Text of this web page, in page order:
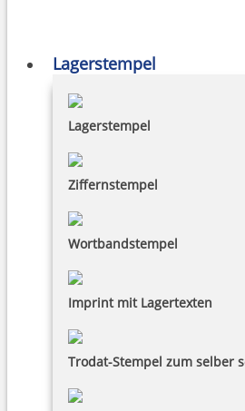
Lagerstempel
Lagerstempel
Ziffernstempel
Wortbandstempel
Imprint mit Lagertexten
Trodat-Stempel zum selber